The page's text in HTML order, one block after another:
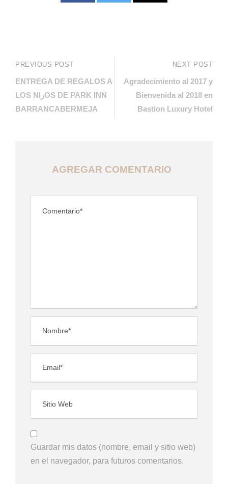
PREVIOUS POST
ENTREGA DE REGALOS A
LOS NIرOS DE PARK INN
BARRANCABERMEJA
NEXT POST
Agradecimiento al 2017 y
Bienvenida al 2018 en
Bastion Luxury Hotel
AGREGAR COMENTARIO
Guardar mis datos (nombre, email y sitio web)
en el navegador, para futuros comentarios.